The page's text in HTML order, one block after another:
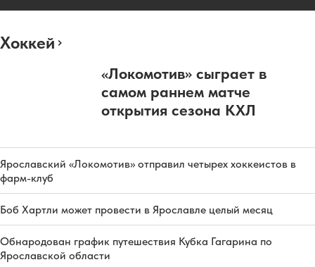
Хоккей
«Локомотив» сыграет в
самом раннем матче
открытия сезона КХЛ
Ярославский «Локомотив» отправил четырех хоккеистов в
фарм-клуб
Боб Хартли может провести в Ярославле целый месяц
Обнародован график путешествия Кубка Гагарина по
Ярославской области